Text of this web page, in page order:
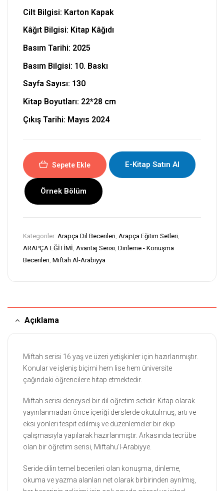
Cilt Bilgisi: Karton Kapak
Kâğıt Bilgisi: Kitap Kâğıdı
Basım Tarihi: 2025
Basım Bilgisi: 10. Baskı
Sayfa Sayısı: 130
Kitap Boyutları: 22*28 cm
Çıkış Tarihi: Mayıs 2024
Sepete Ekle E-Kitap Satın Al
Örnek Bölüm
Kategoriler: Arapça Dil Becerileri Arapça Eğitim Setleri
ARAPÇA EĞİTİMİ Avantaj Serisi Dinleme - Konuşma
Becerileri Miftah Al-Arabiyya
Açıklama
Miftah serisi 16 yaş ve üzeri yetişkinler için hazırlanmıştır.
Konular ve işleniş biçimi hem lise hem üniversite
çağındaki öğrencilere hitap etmektedir.
Miftah serisi deneysel bir dil öğretim setidir. Kitap olarak
yayınlanmadan önce içeriği derslerde okutulmuş, artı ve
eksi yönleri tespit edilmiş ve düzenlemeler bir ekip
çalışmasıyla yapılarak hazırlanmıştır. Arkasında tecrübe
olan bir öğretim serisi, Miftahu’l-Arabiyye.
Seride dilin temel becerileri olan konuşma, dinleme,
okuma ve yazma alanları net olarak birbirinden ayrılmış,